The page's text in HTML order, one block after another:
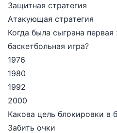
Защитная стратегия
Атакующая стратегия
Когда была сыграна
баскетбольная игра?
1976
1980
1992
2000
Какова цель блокировки в
Забить очки